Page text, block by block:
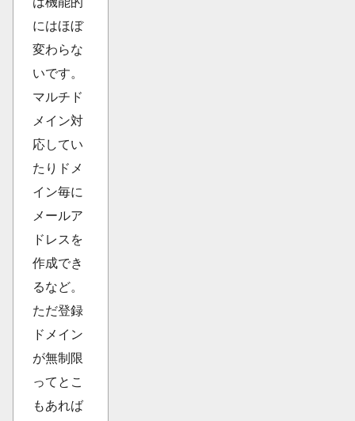
にはほぼ
変わらな
いです。
マルチド
メイン対
応してい
たりドメ
イン毎に
メールア
ドレスを
作成でき
るなど。
ただ登録
ドメイン
が無制限
ってとこ
もあれば